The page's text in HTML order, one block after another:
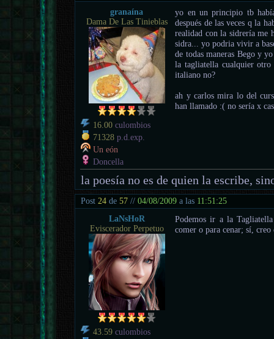
granaína
Dama De Las Tinieblas
16.00 culombios
71328 p.d.exp.
Un eón
Doncella
yo en un principio tb
después de las veces q la
realidad con la sidrería me
sidra... yo podria vivir a
de todas maneras Bego y
la tagliatella cualquier
italiano no?
ah y carlos mira lo del
han llamado :( no sería x
la poesía no es de quien la escribe,
Post24 de57 //04/08/2009 a las 11:51:25
LaNsHoR
Eviscerador Perpetuo
43.59 culombios
Podemos ir a la
comer o para cenar; sí,